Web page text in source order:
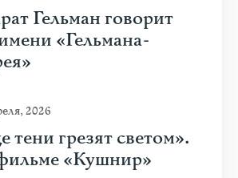
Гельман говорит
«Гельмана-
2026
тени грезят светом».
«Кушнир»